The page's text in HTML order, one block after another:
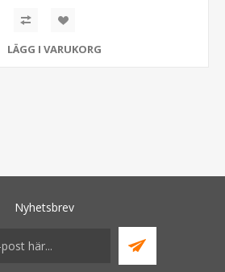
LÄGG I VARUKORG
Nyhetsbrev